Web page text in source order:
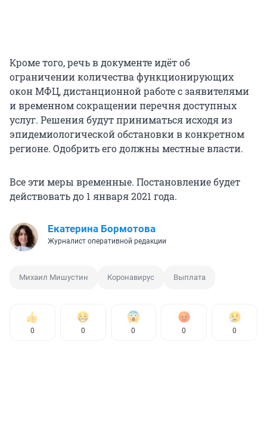
Кроме того, речь в документе идёт об
ограничении количества функционирующих
окон МФЦ, дистанционной работе с заявителями
и временном сокращении перечня доступных
услуг. Решения будут приниматься исходя из
эпидемиологической обстановки в конкретном
регионе. Одобрить его должны местные власти.
Все эти меры временные. Постановление будет
действовать до 1 января 2021 года.
Екатерина Бормотова
Журналист оперативной редакции
Михаил Мишустин Коронавирус Выплата
0 0 0 0 0